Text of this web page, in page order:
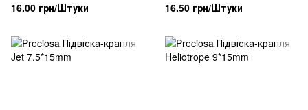
16.00 грн/Штуки 16.50 грн/Штуки